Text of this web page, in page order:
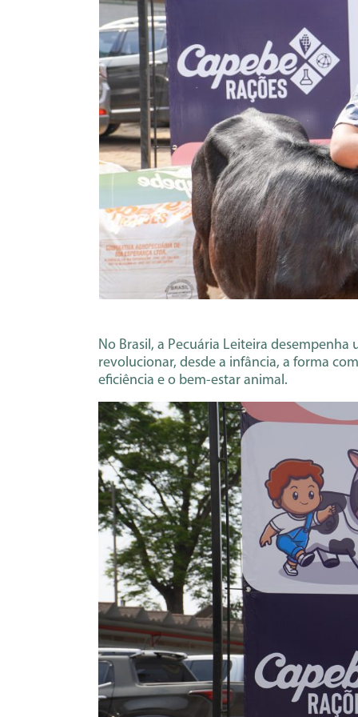
No Brasil, a Pecuária Leiteira
revolucionar, desde a infância, a forma
eficiência e o bem-estar animal.